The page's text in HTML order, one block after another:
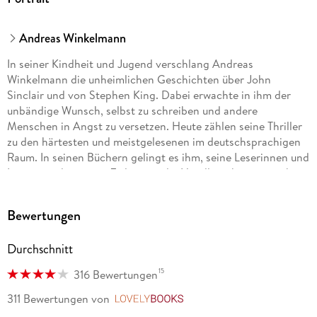
Andreas Winkelmann
In seiner Kindheit und Jugend verschlang Andreas
Winkelmann die unheimlichen Geschichten über John
Sinclair und von Stephen King. Dabei erwachte in ihm der
unbändige Wunsch, selbst zu schreiben und andere
Menschen in Angst zu versetzen. Heute zählen seine Thriller
zu den härtesten und meistgelesenen im deutschsprachigen
Raum. In seinen Büchern gelingt es ihm, seine Leserinnen und
Leser von der ersten Zeile an in die Handlung hineinzuziehen,
gibt. Die Geschichten sind stets nah an den Lebenswelten
schnörkellosen Sprache erschreckend realistisch erzählt. Der
Ort, an dem sie entstehen, könnte ein Schauplatz aus einem
seiner Romane sein: der Dachboden eines vierhundert Jahre
alten Hauses am Waldesrand in der Nähe von Bremen.
Bewertungen
Durchschnitt
316 Bewertungen15
311 Bewertungen von